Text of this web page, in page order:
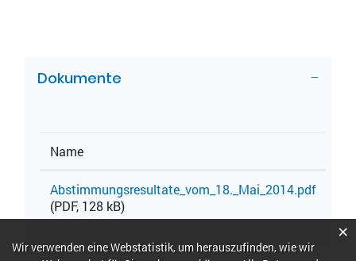
Dokumente
Name
Abstimmungsresultate_vom_18._Mai_2014.pdf
(PDF, 128 kB)
Webstatistik
Wir verwenden eine Webstatistik, um herauszufinden, wie wir
×